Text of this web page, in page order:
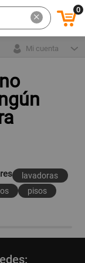
0
Mi cuenta
lavadoras
pisos